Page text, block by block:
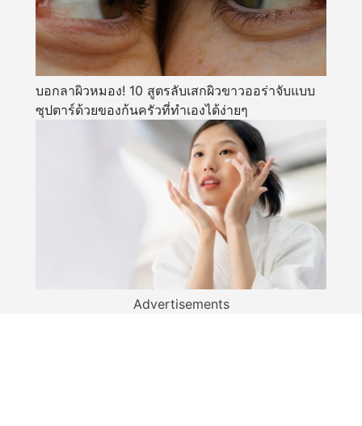
บอกลาผิวหมอง! 10 สูตรลับเสกผิวขาวออร่าจับแบบ
ซุปตาร์ด้วยของก้นครัวที่ทำเองได้ง่ายๆ
Advertisements